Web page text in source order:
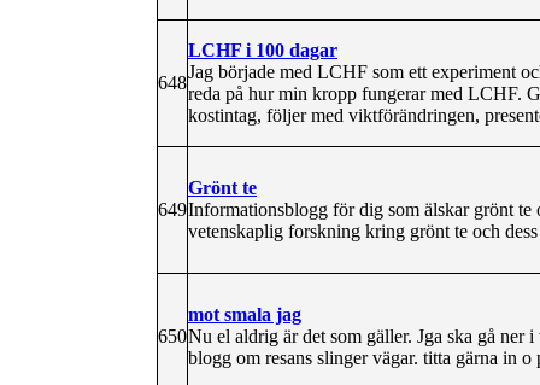
648
LCHF i 100 dagar
Jag började med LCHF som ett experiment
reda på hur min kropp fungerar med LCHF.
kostintag, följer med viktförändringen,
649
Grönt te
Informationsblogg för dig som älskar grönt te
vetenskaplig forskning kring grönt te och
650
mot smala jag
Nu el aldrig är det som gäller. Jga ska gå ner
blogg om resans slinger vägar. titta gärna in o